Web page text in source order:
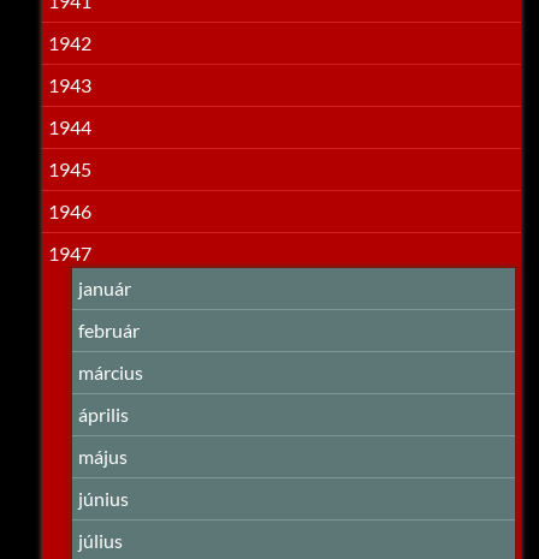
1942
1943
1944
1945
1946
1947
január
február
március
április
május
június
július